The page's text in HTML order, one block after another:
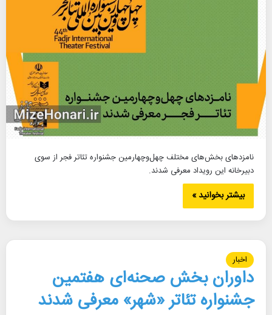
نامزدهای بخش‌های مختلف چهل‌وچهارمین جشنواره تئاتر فجر از سوی
دبیرخانه این رویداد معرفی شدند.
بیشتر بخوانید »
اخبار
داوران بخش صحنه‌ای هفتمین
جشنواره تئاتر «شهر» معرفی شدند